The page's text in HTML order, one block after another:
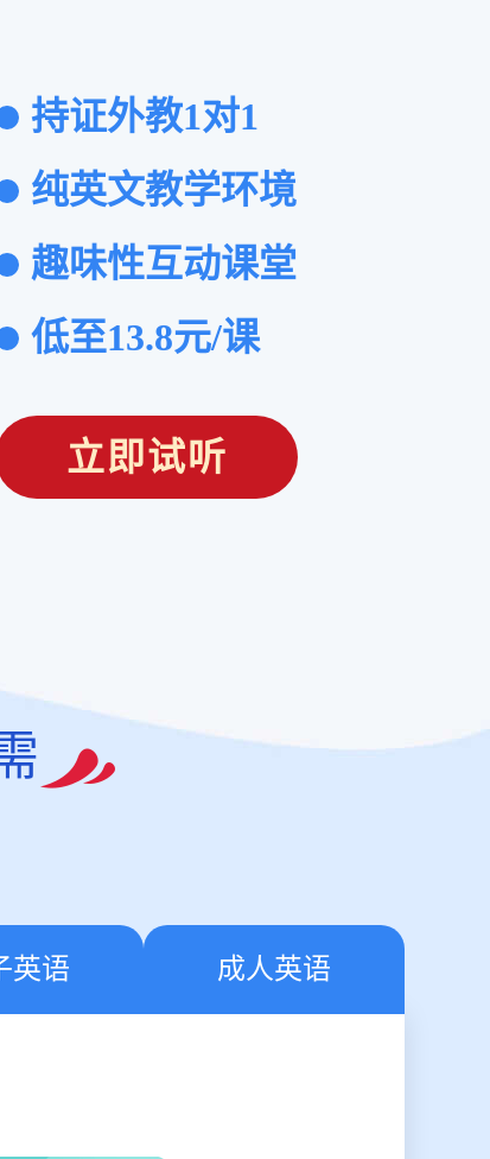
持证外教1对1
纯英文教学环境
趣味性互动课堂
低至13.8元/课
立即试听
英语 成人英语